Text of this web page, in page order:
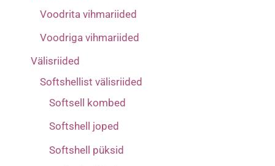
Voodrita vihmariided
Voodriga vihmariided
Välisriided
Softshellist välisriided
Softsell kombed
Softshell joped
Softshell püksid